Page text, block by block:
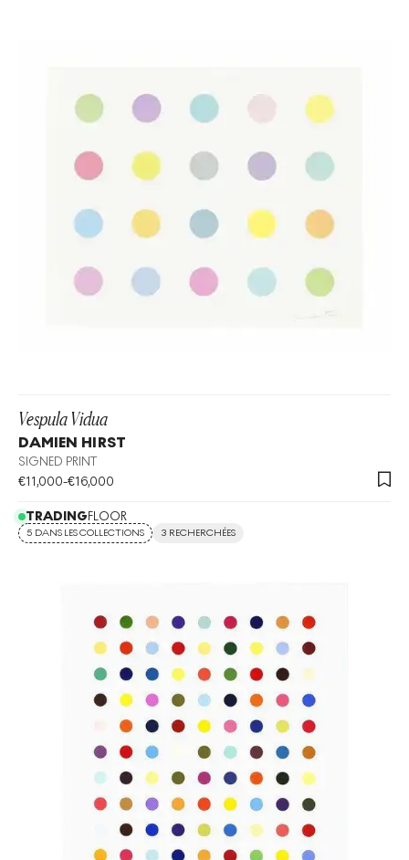
Vespula Vidua
DAMIEN HIRST
SIGNED PRINT
€11,000-€16,000
TRADINGFLOOR
5 DANS LES COLLECTIONS 3 RECHERCHÉES